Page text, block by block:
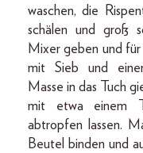
waschen, die
schälen und groß
Mixer geben und für
mit Sieb und
Masse in das Tuch
mit etwa einem
abtropfen lassen.
Beutel binden und